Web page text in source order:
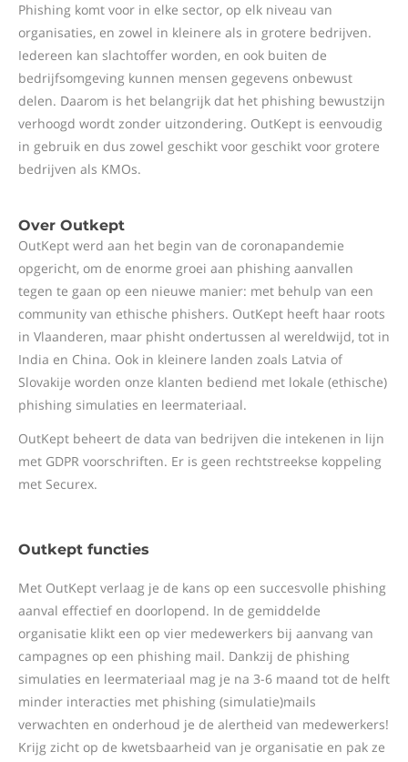
Phishing komt voor in elke sector, op elk niveau van
organisaties, en zowel in kleinere als in grotere bedrijven.
Iedereen kan slachtoffer worden, en ook buiten de
bedrijfsomgeving kunnen mensen gegevens onbewust
delen. Daarom is het belangrijk dat het phishing bewustzijn
verhoogd wordt zonder uitzondering. OutKept is eenvoudig
in gebruik en dus zowel geschikt voor geschikt voor grotere
bedrijven als KMOs.
Over Outkept
OutKept werd aan het begin van de coronapandemie
opgericht, om de enorme groei aan phishing aanvallen
tegen te gaan op een nieuwe manier: met behulp van een
community van ethische phishers. OutKept heeft haar roots
in Vlaanderen, maar phisht ondertussen al wereldwijd, tot in
India en China. Ook in kleinere landen zoals Latvia of
Slovakije worden onze klanten bediend met lokale (ethische)
phishing simulaties en leermateriaal.
OutKept beheert de data van bedrijven die intekenen in lijn
met GDPR voorschriften. Er is geen rechtstreekse koppeling
met Securex.
Outkept functies
Met OutKept verlaag je de kans op een succesvolle phishing
aanval effectief en doorlopend. In de gemiddelde
organisatie klikt een op vier medewerkers bij aanvang van
campagnes op een phishing mail. Dankzij de phishing
simulaties en leermateriaal mag je na 3-6 maand tot de helft
minder interacties met phishing (simulatie)mails
verwachten en onderhoud je de alertheid van medewerkers!
Krijg zicht op de kwetsbaarheid van je organisatie en pak ze